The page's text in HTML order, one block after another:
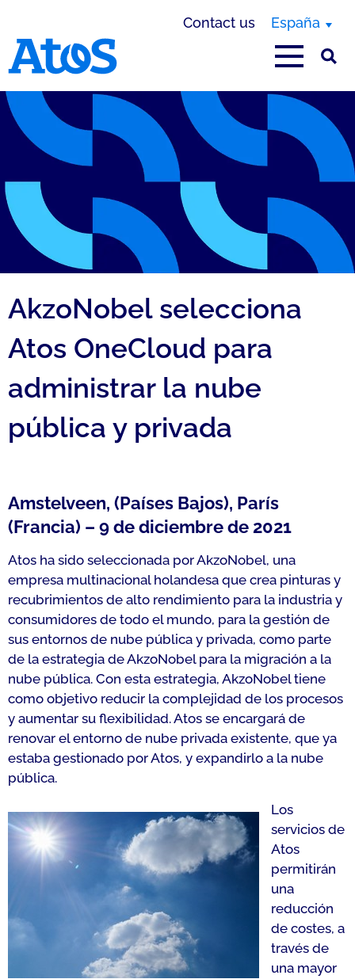
Contact us España
AkzoNobel selecciona
Atos OneCloud para
administrar la nube
pública y privada
Amstelveen, (Países Bajos), París
(Francia) – 9 de diciembre de 2021
Atos ha sido seleccionada por AkzoNobel, una
empresa multinacional holandesa que crea pinturas y
recubrimientos de alto rendimiento para la industria y
consumidores de todo el mundo, para la gestión de
sus entornos de nube pública y privada, como parte
de la estrategia de AkzoNobel para la migración a la
nube pública. Con esta estrategia, AkzoNobel tiene
como objetivo reducir la complejidad de los procesos
y aumentar su flexibilidad. Atos se encargará de
renovar el entorno de nube privada existente, que ya
estaba gestionado por Atos, y expandirlo a la nube
pública.
Los
servicios de
Atos
permitirán
una
reducción
de costes, a
través de
una mayor